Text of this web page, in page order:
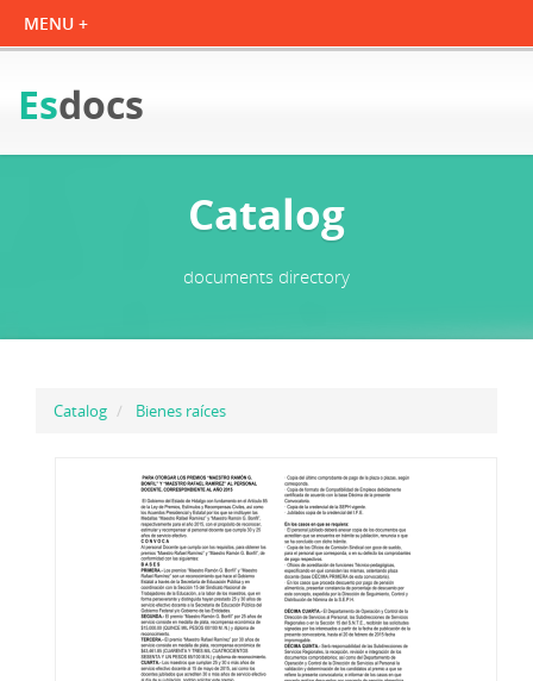
Esdocs
Catalog
documents directory
Catalog Bienes raíces